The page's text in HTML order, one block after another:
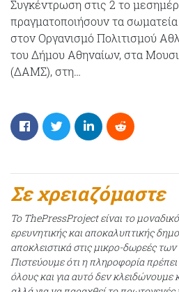
Συγκέντρωση στις 2 το
πραγματοποιήσουν τα
στον Οργανισμό Πολιτισμού
του Δήμου Αθηναίων, στα
(ΔΑΜΣ), στη…
Σε χρειαζόμαστε
Το ThePressProject είναι το
ερευνητικής και αποκαλυπτικής
αποκλειστικά στις μικρο-δωρεές
Πιστεύουμε ότι η πληροφορία πρέπει
όλους και για αυτό δεν κλειδώνουμε